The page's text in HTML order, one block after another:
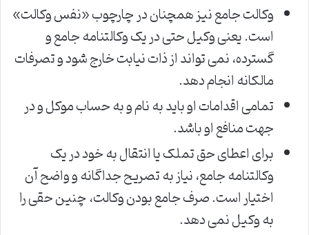
وکالت جامع نیز همچنان در چارچوب «نفس وکالت»
است. یعنی وکیل حتی در یک وکالتنامه جامع و
گسترده، نمی تواند از ذات نیابت خارج شود و تصرفات
مالکانه انجام دهد.
تمامی اقدامات او باید به نام و به حساب موکل و در
جهت منافع او باشد.
برای اعطای حق تملک یا انتقال به خود در یک
وکالتنامه جامع، نیاز به تصریح جداگانه و واضح آن
اختیار است. صرف جامع بودن وکالت، چنین حقی را
به وکیل نمی دهد.